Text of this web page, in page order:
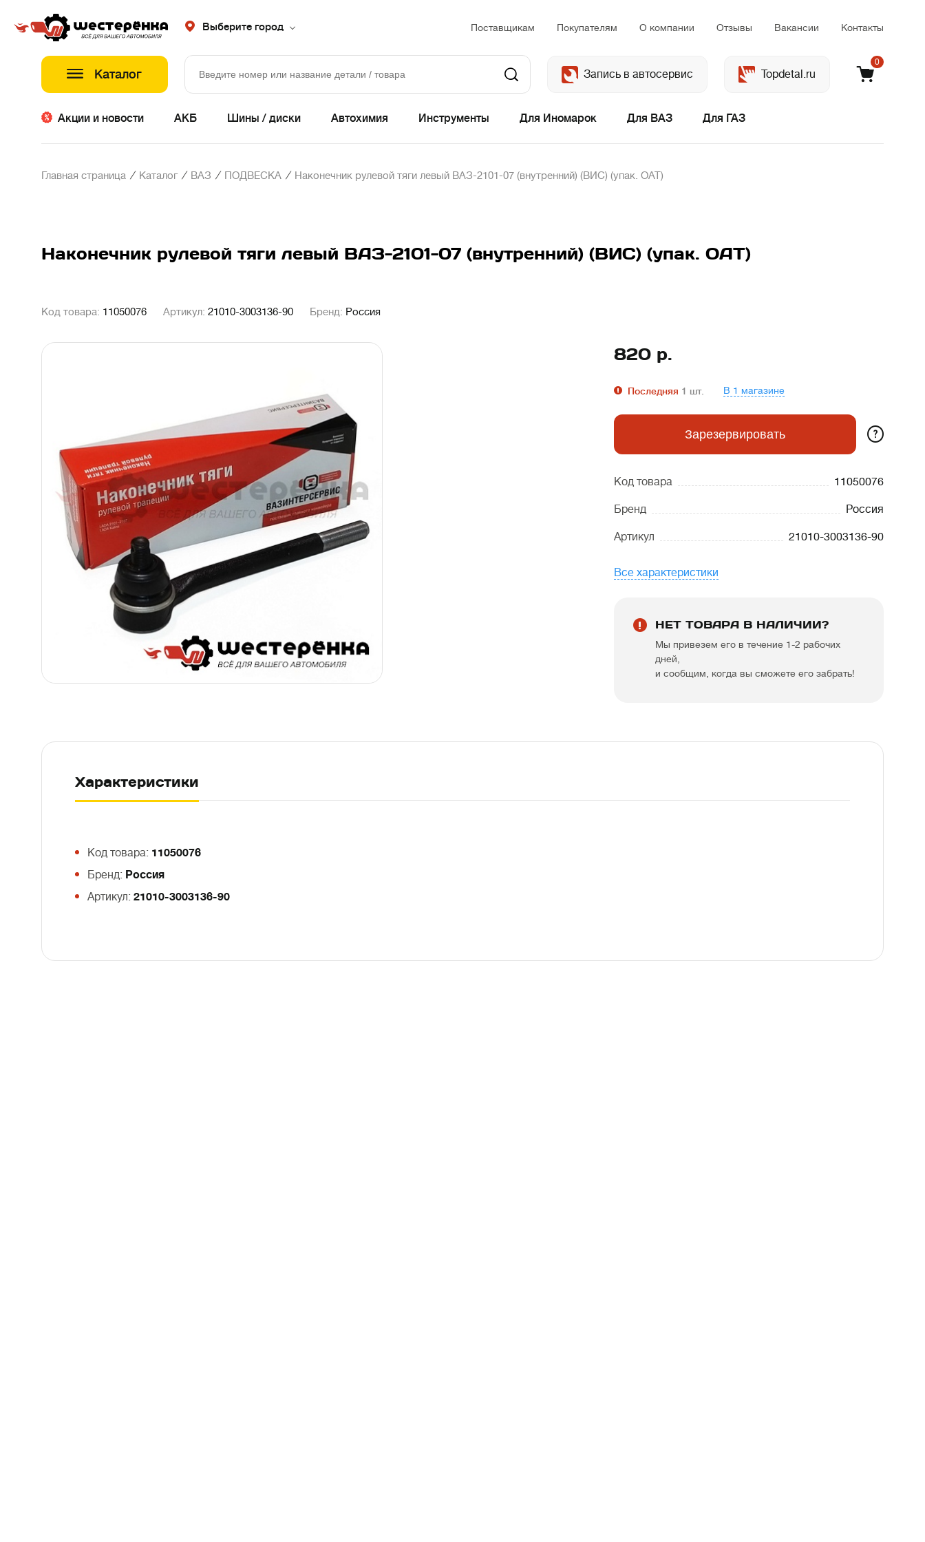
Выберите город Поставщикам Покупателям О компании Отзывы Вакансии Контакты
Каталог Запись в автосервис Topdetal.ru
0
Акции и новости АКБ Шины / диски Автохимия Инструменты Для Иномарок Для ВАЗ Для ГАЗ
Главная страница / Каталог / ВАЗ / ПОДВЕСКА / Наконечник рулевой тяги левый ВАЗ-2101-07 (внутренний) (ВИС) (упак. ОАТ)
Наконечник рулевой тяги левый ВАЗ-2101-07 (внутренний) (ВИС) (упак. ОАТ)
Код товара: 11050076 Артикул: 21010-3003136-90 Бренд: Россия
820 р.
Последняя 1 шт. В 1 магазине
Зарезервировать ?
Код товара 11050076
Бренд Россия
Артикул 21010-3003136-90
Все характеристики
НЕТ ТОВАРА В НАЛИЧИИ?
Мы привезем его в течение 1-2 рабочих
дней,
и сообщим, когда вы сможете его забрать!
Характеристики
Код товара: 11050076
Бренд: Россия
Артикул: 21010-3003136-90